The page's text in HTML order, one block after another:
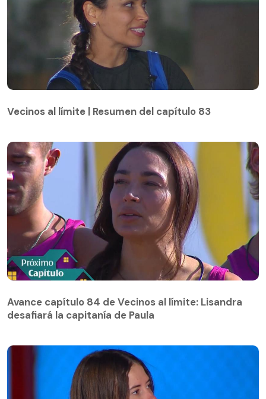
Vecinos al límite | Resumen del capítulo 83
desafiará la capitanía de Paula
Avance capítulo 84 de Vecinos al límite: Lisandra
desafiará la capitanía de Paula